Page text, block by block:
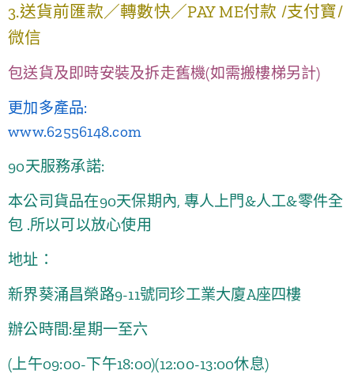
3.送貨前匯款／轉數快／PAY ME付款 /支付寶/
微信
包送貨及即時安裝及拆走舊機(如需搬樓梯另計)
更加多產品:
www.62556148.com
90天服務承諾:
本公司貨品在90天保期內, 專人上門&人工&零件全
包 .所以可以放心使用
地址：
新界葵涌昌榮路9-11號同珍工業大廈A座四樓
辦公時間:星期一至六
(上午09:00-下午18:00)(12:00-13:00休息)